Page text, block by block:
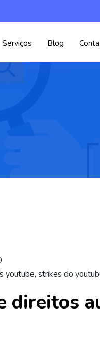
Serviços Blog
youtube, strikes do
direitos